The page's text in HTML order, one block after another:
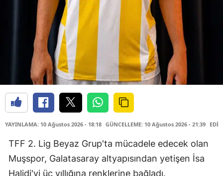
YAYINLAMA: 10 Ağustos 2026 - 18:18 GÜNCELLEME: 10 Ağustos 2026 - 21:39
TFF 2. Lig Beyaz Grup'ta mücadele edecek olan
Muşspor, Galatasaray altyapısından yetişen İsa
Halidi'yi üç yıllığına renklerine bağladı.